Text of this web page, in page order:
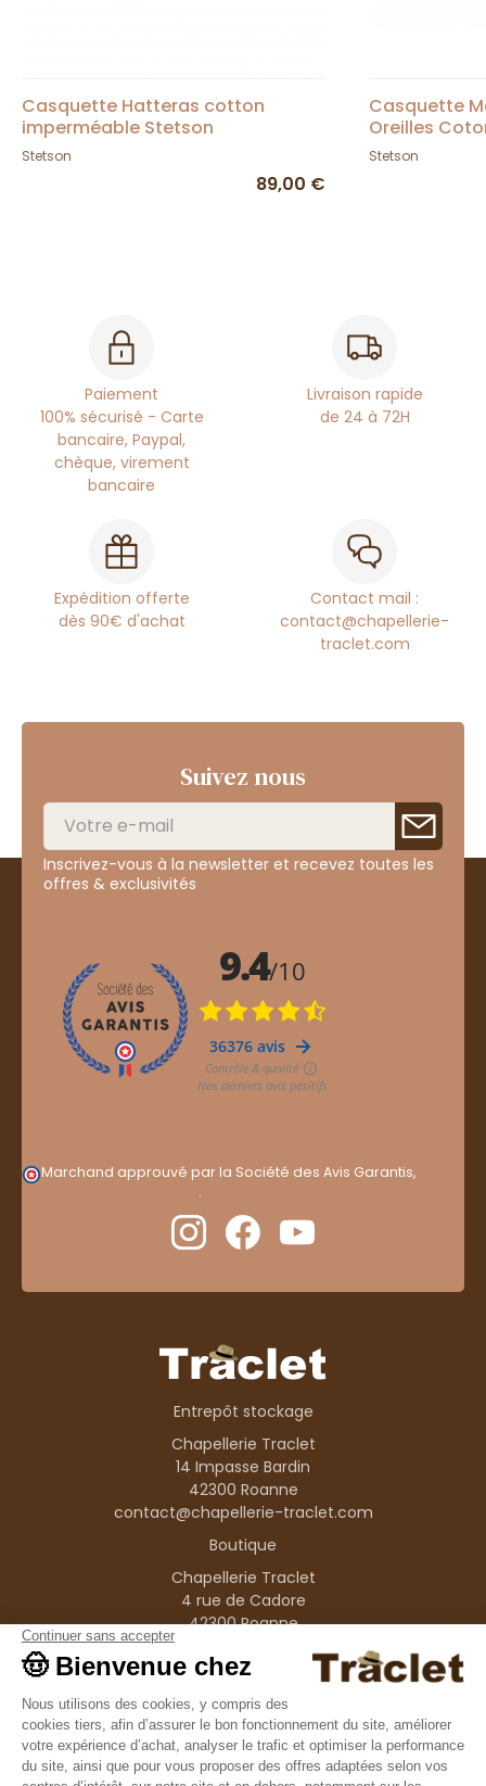
Casquette Hatteras cotton
imperméable Stetson
Stetson
89,00 €
Casquette
Oreilles
Stetson
Paiement
100% sécurisé - Carte
bancaire, Paypal,
chèque, virement
bancaire
Livraison rapide
de 24 à 72H
Expédition offerte
dès 90€ d'achat
Contact mail :
contact@chapellerie-
traclet.com
Suivez nous
Inscrivez-vous à la newsletter et recevez toutes les
offres & exclusivités
Marchand approuvé par la Société des Avis Garantis,
.
Entrepôt stockage
Chapellerie Traclet
14 Impasse Bardin
42300 Roanne
contact@chapellerie-traclet.com
Boutique
Chapellerie Traclet
4 rue de Cadore
42300 Roanne
Produits
Nos marques